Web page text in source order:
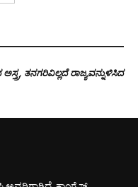
ತನಗರಿವಿಲ್ಲದೆ ರಾಜ್ಯವನ್ನುಳಿಸಿದ